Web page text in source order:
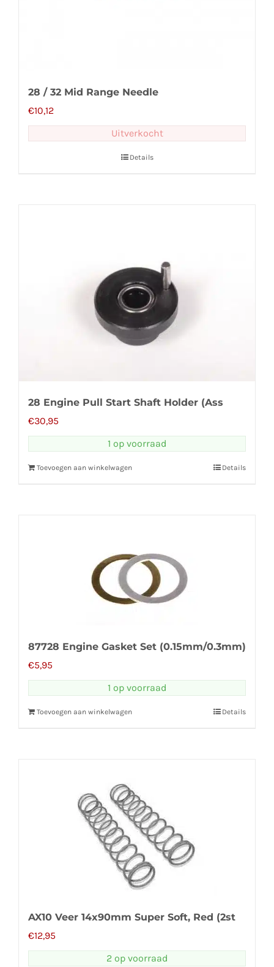
28 / 32 Mid Range Needle
€10,12
Uitverkocht
Details
28 Engine Pull Start Shaft Holder (Ass
€30,95
1 op voorraad
Toevoegen aan winkelwagen Details
87728 Engine Gasket Set (0.15mm/0.3mm)
€5,95
1 op voorraad
Toevoegen aan winkelwagen Details
AX10 Veer 14x90mm Super Soft, Red (2st
€12,95
2 op voorraad